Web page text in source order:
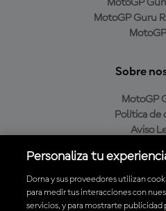
MotoGP
MotoGP Guru
Sobre
MotoGP
Política de
Aviso
Política de
Personaliza tu
Dorna y sus proveedores utilizan
para medir tus interacciones con
servicios, y para mostrarte publicidad